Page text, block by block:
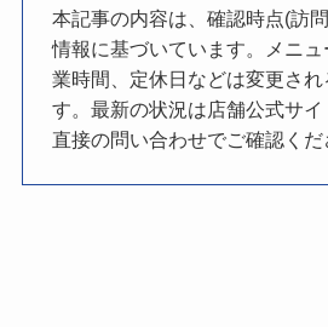
本記事の内容は、確認時点(訪
情報に基づいています。メニ
業時間、定休日などは変更され
す。最新の状況は店舗公式サ
直接の問い合わせでご確認くだ